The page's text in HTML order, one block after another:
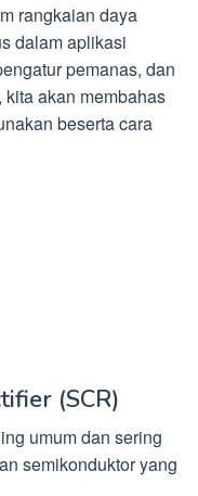
rangkaian daya
dalam aplikasi
pemanas, dan
akan membahas
beserta cara
(SCR)
umum dan sering
semikonduktor yang